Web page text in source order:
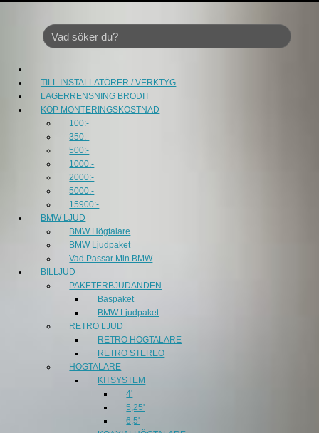
TILL INSTALLATÖRER / VERKTYG
LAGERRENSNING BRODIT
KÖP MONTERINGSKOSTNAD
100:-
350:-
500:-
1000:-
2000:-
5000:-
15900:-
BMW LJUD
BMW Högtalare
BMW Ljudpaket
Vad Passar Min BMW
BILLJUD
PAKETERBJUDANDEN
Baspaket
BMW Ljudpaket
RETRO LJUD
RETRO HÖGTALARE
RETRO STEREO
HÖGTALARE
KITSYSTEM
4'
5,25'
6,5'